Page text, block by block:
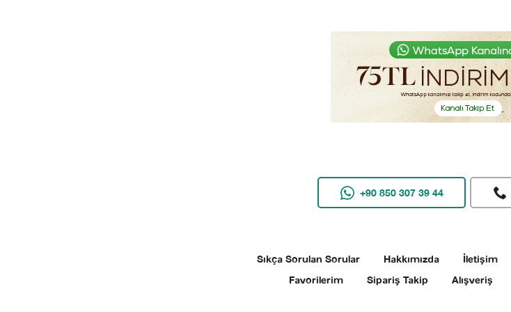
+90 850 307 39 44
Sıkça Sorulan Sorular Hakkımızda İletişim
Favorilerim
Sipariş Takip Alışveriş